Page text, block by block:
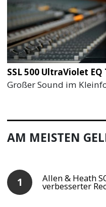
SSL 500 UltraViolet EQ
Großer Sound im
AM MEISTEN
Allen & Heath
verbesserter